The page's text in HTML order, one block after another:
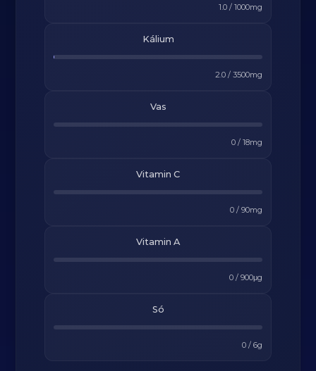
1.0/ 1000mg
Kálium
2.0/ 3500mg
Vas
0/ 18mg
Vitamin C
0/ 90mg
Vitamin A
0/ 900μg
Só
0/ 6g